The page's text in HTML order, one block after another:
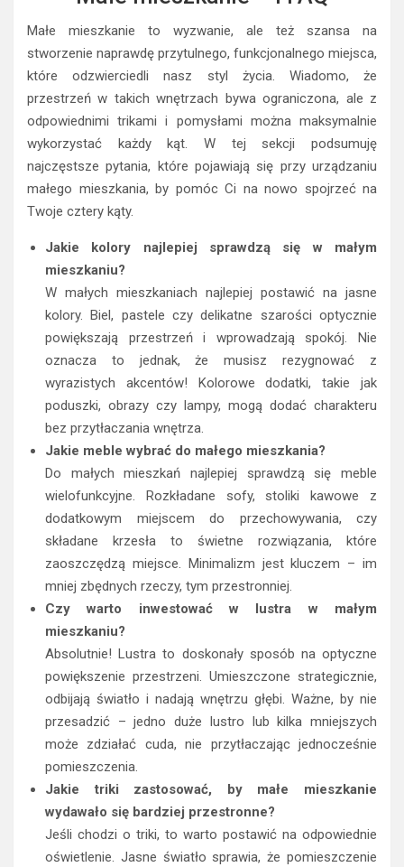
Małe mieszkanie to wyzwanie, ale też szansa na
stworzenie naprawdę przytulnego, funkcjonalnego miejsca,
które odzwierciedli nasz styl życia. Wiadomo, że
przestrzeń w takich wnętrzach bywa ograniczona, ale z
odpowiednimi trikami i pomysłami można maksymalnie
wykorzystać każdy kąt. W tej sekcji podsumuję
najczęstsze pytania, które pojawiają się przy urządzaniu
małego mieszkania, by pomóc Ci na nowo spojrzeć na
Twoje cztery kąty.
Jakie kolory najlepiej sprawdzą się w małym
mieszkaniu?
W małych mieszkaniach najlepiej postawić na jasne
kolory. Biel, pastele czy delikatne szarości optycznie
powiększają przestrzeń i wprowadzają spokój. Nie
oznacza to jednak, że musisz rezygnować z
wyrazistych akcentów! Kolorowe dodatki, takie jak
poduszki, obrazy czy lampy, mogą dodać charakteru
bez przytłaczania wnętrza.
Jakie meble wybrać do małego mieszkania?
Do małych mieszkań najlepiej sprawdzą się meble
wielofunkcyjne. Rozkładane sofy, stoliki kawowe z
dodatkowym miejscem do przechowywania, czy
składane krzesła to świetne rozwiązania, które
zaoszczędzą miejsce. Minimalizm jest kluczem – im
mniej zbędnych rzeczy, tym przestronniej.
Czy warto inwestować w lustra w małym
mieszkaniu?
Absolutnie! Lustra to doskonały sposób na optyczne
powiększenie przestrzeni. Umieszczone strategicznie,
odbijają światło i nadają wnętrzu głębi. Ważne, by nie
przesadzić – jedno duże lustro lub kilka mniejszych
może zdziałać cuda, nie przytłaczając jednocześnie
pomieszczenia.
Jakie triki zastosować, by małe mieszkanie
wydawało się bardziej przestronne?
Jeśli chodzi o triki, to warto postawić na odpowiednie
oświetlenie. Jasne światło sprawia, że pomieszczenie